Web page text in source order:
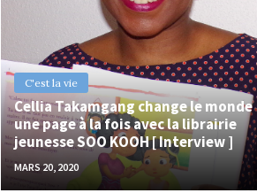
C'est la vie
Cellia Takamgang change le monde
une page à la fois avec la librairie
jeunesse SOO KOOH [ Interview ]
MARS 20, 2020